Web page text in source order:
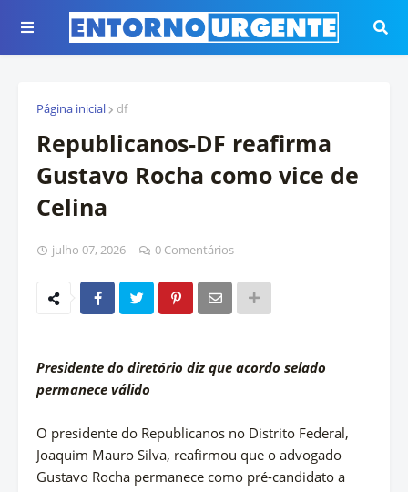
Página inicial df
Republicanos-DF reafirma
Gustavo Rocha como vice de
Celina
julho 07, 2026 0 Comentários
Presidente do diretório diz que acordo selado
permanece válido
O presidente do Republicanos no Distrito Federal,
Joaquim Mauro Silva, reafirmou que o advogado
Gustavo Rocha permanece como pré-candidato a